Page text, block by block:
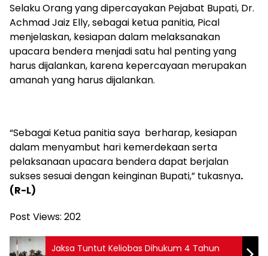
Selaku Orang yang dipercayakan Pejabat Bupati, Dr.
Achmad Jaiz Elly, sebagai ketua panitia, Pical
menjelaskan, kesiapan dalam melaksanakan
upacara bendera menjadi satu hal penting yang
harus dijalankan, karena kepercayaan merupakan
amanah yang harus dijalankan.
“Sebagai Ketua panitia saya berharap, kesiapan
dalam menyambut hari kemerdekaan serta
pelaksanaan upacara bendera dapat berjalan
sukses sesuai dengan keinginan Bupati,” tukasnya.
(R-L)
Post Views: 202
Jaksa Tuntut Keliobas Dihukum 4 Tahun